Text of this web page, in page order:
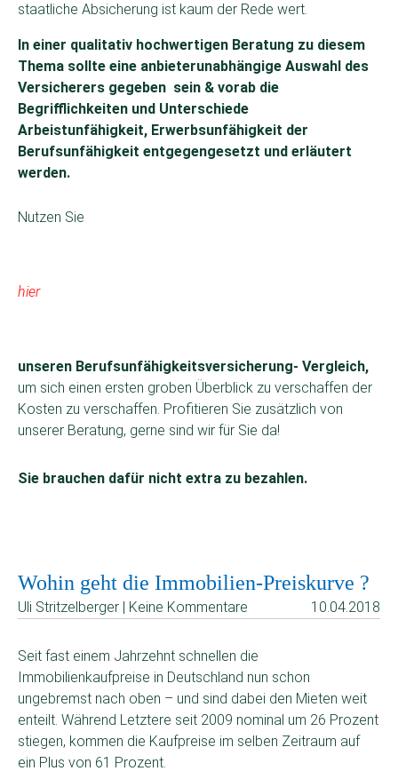
staatliche Absicherung ist kaum der Rede wert.
In einer qualitativ hochwertigen Beratung zu diesem
Thema sollte eine anbieterunabhängige Auswahl des
Versicherers gegeben sein & vorab die
Begrifflichkeiten und Unterschiede
Arbeistunfähigkeit, Erwerbsunfähigkeit der
Berufsunfähigkeit entgegengesetzt und erläutert
werden.
Nutzen Sie
hier
unseren Berufsunfähigkeitsversicherung- Vergleich,
um sich einen ersten groben Überblick zu verschaffen der
Kosten zu verschaffen. Profitieren Sie zusätzlich von
unserer Beratung, gerne sind wir für Sie da!
Sie brauchen dafür nicht extra zu bezahlen.
Wohin geht die Immobilien-Preiskurve ?
Uli Stritzelberger | Keine Kommentare 10.04.2018
Seit fast einem Jahrzehnt schnellen die
Immobilienkaufpreise in Deutschland nun schon
ungebremst nach oben – und sind dabei den Mieten weit
enteilt. Während Letztere seit 2009 nominal um 26 Prozent
stiegen, kommen die Kaufpreise im selben Zeitraum auf
ein Plus von 61 Prozent.